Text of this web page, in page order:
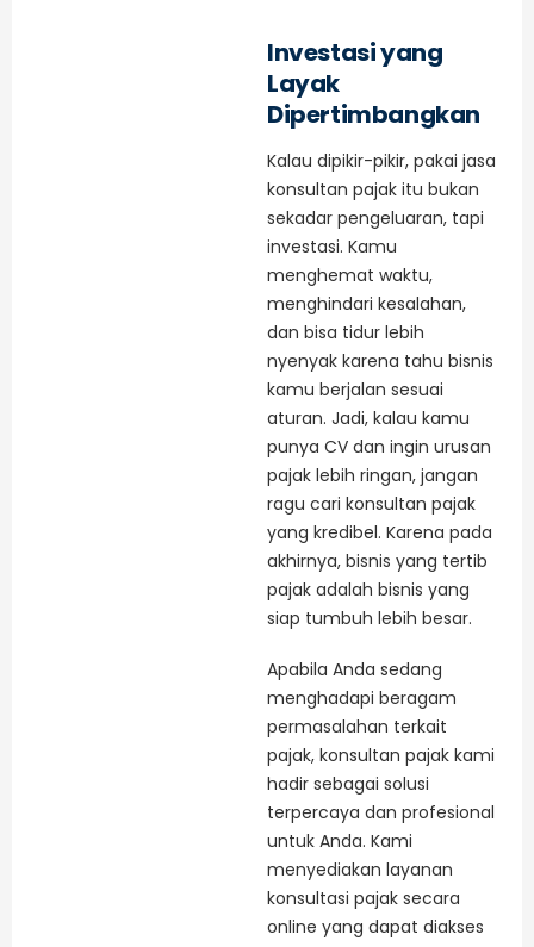
Investasi yang
Layak
Dipertimbangkan
Kalau dipikir-pikir, pakai jasa
konsultan pajak itu bukan
sekadar pengeluaran, tapi
investasi. Kamu
menghemat waktu,
menghindari kesalahan,
dan bisa tidur lebih
nyenyak karena tahu bisnis
kamu berjalan sesuai
aturan. Jadi, kalau kamu
punya CV dan ingin urusan
pajak lebih ringan, jangan
ragu cari konsultan pajak
yang kredibel. Karena pada
akhirnya, bisnis yang tertib
pajak adalah bisnis yang
siap tumbuh lebih besar.
Apabila Anda sedang
menghadapi beragam
permasalahan terkait
pajak, konsultan pajak kami
hadir sebagai solusi
terpercaya dan profesional
untuk Anda. Kami
menyediakan layanan
konsultasi pajak secara
online yang dapat diakses